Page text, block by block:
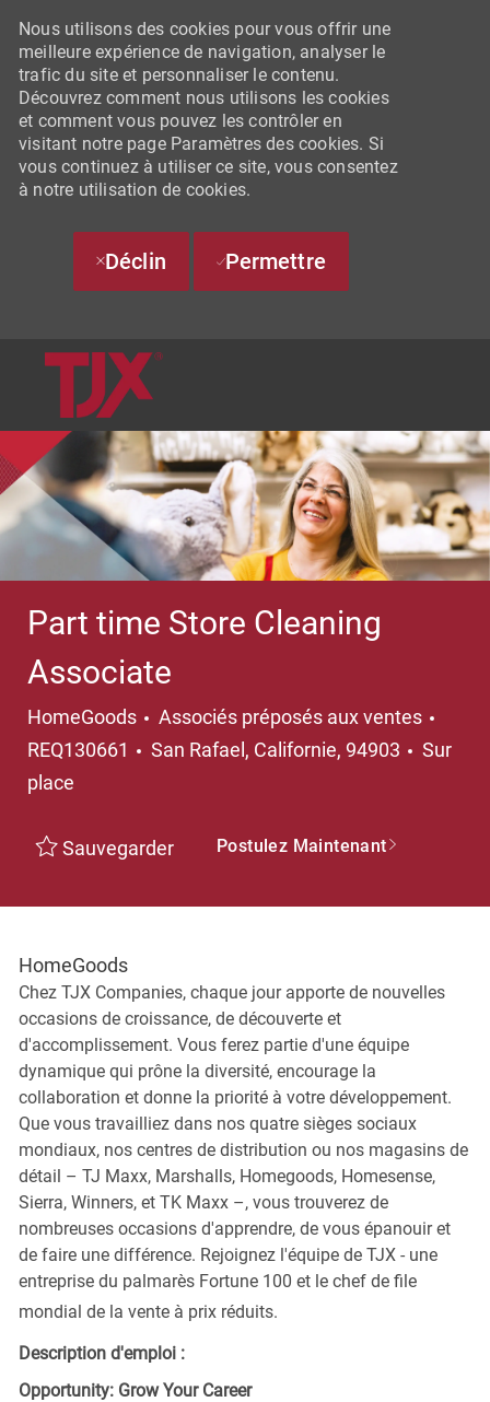
SKIP TO MAIN CONTENT
Nous utilisons des cookies pour vous offrir une
meilleure expérience de navigation, analyser le
trafic du site et personnaliser le contenu.
Découvrez comment nous utilisons les cookies
et comment vous pouvez les contrôler en
visitant notre page Paramètres des cookies. Si
vous continuez à utiliser ce site, vous consentez
à notre utilisation de cookies.
Déclin Permettre
Part time Store Cleaning
Associate
HomeGoods Catégorie
Associés préposés aux ventes
REQ130661
Emplacement
San Rafael, Californie, 94903
Sur
place
Sauvegarder Postulez Maintenant
HomeGoods
Chez TJX Companies, chaque jour apporte de nouvelles
occasions de croissance, de découverte et
d'accomplissement. Vous ferez partie d'une équipe
dynamique qui prône la diversité, encourage la
collaboration et donne la priorité à votre développement.
Que vous travailliez dans nos quatre sièges sociaux
mondiaux, nos centres de distribution ou nos magasins de
détail – TJ Maxx, Marshalls, Homegoods, Homesense,
Sierra, Winners, et TK Maxx –, vous trouverez de
nombreuses occasions d'apprendre, de vous épanouir et
de faire une différence. Rejoignez l'équipe de TJX - une
entreprise du palmarès Fortune 100 et le chef de file
mondial de la vente à prix réduits.
Description d'emploi :
Opportunity: Grow Your Career